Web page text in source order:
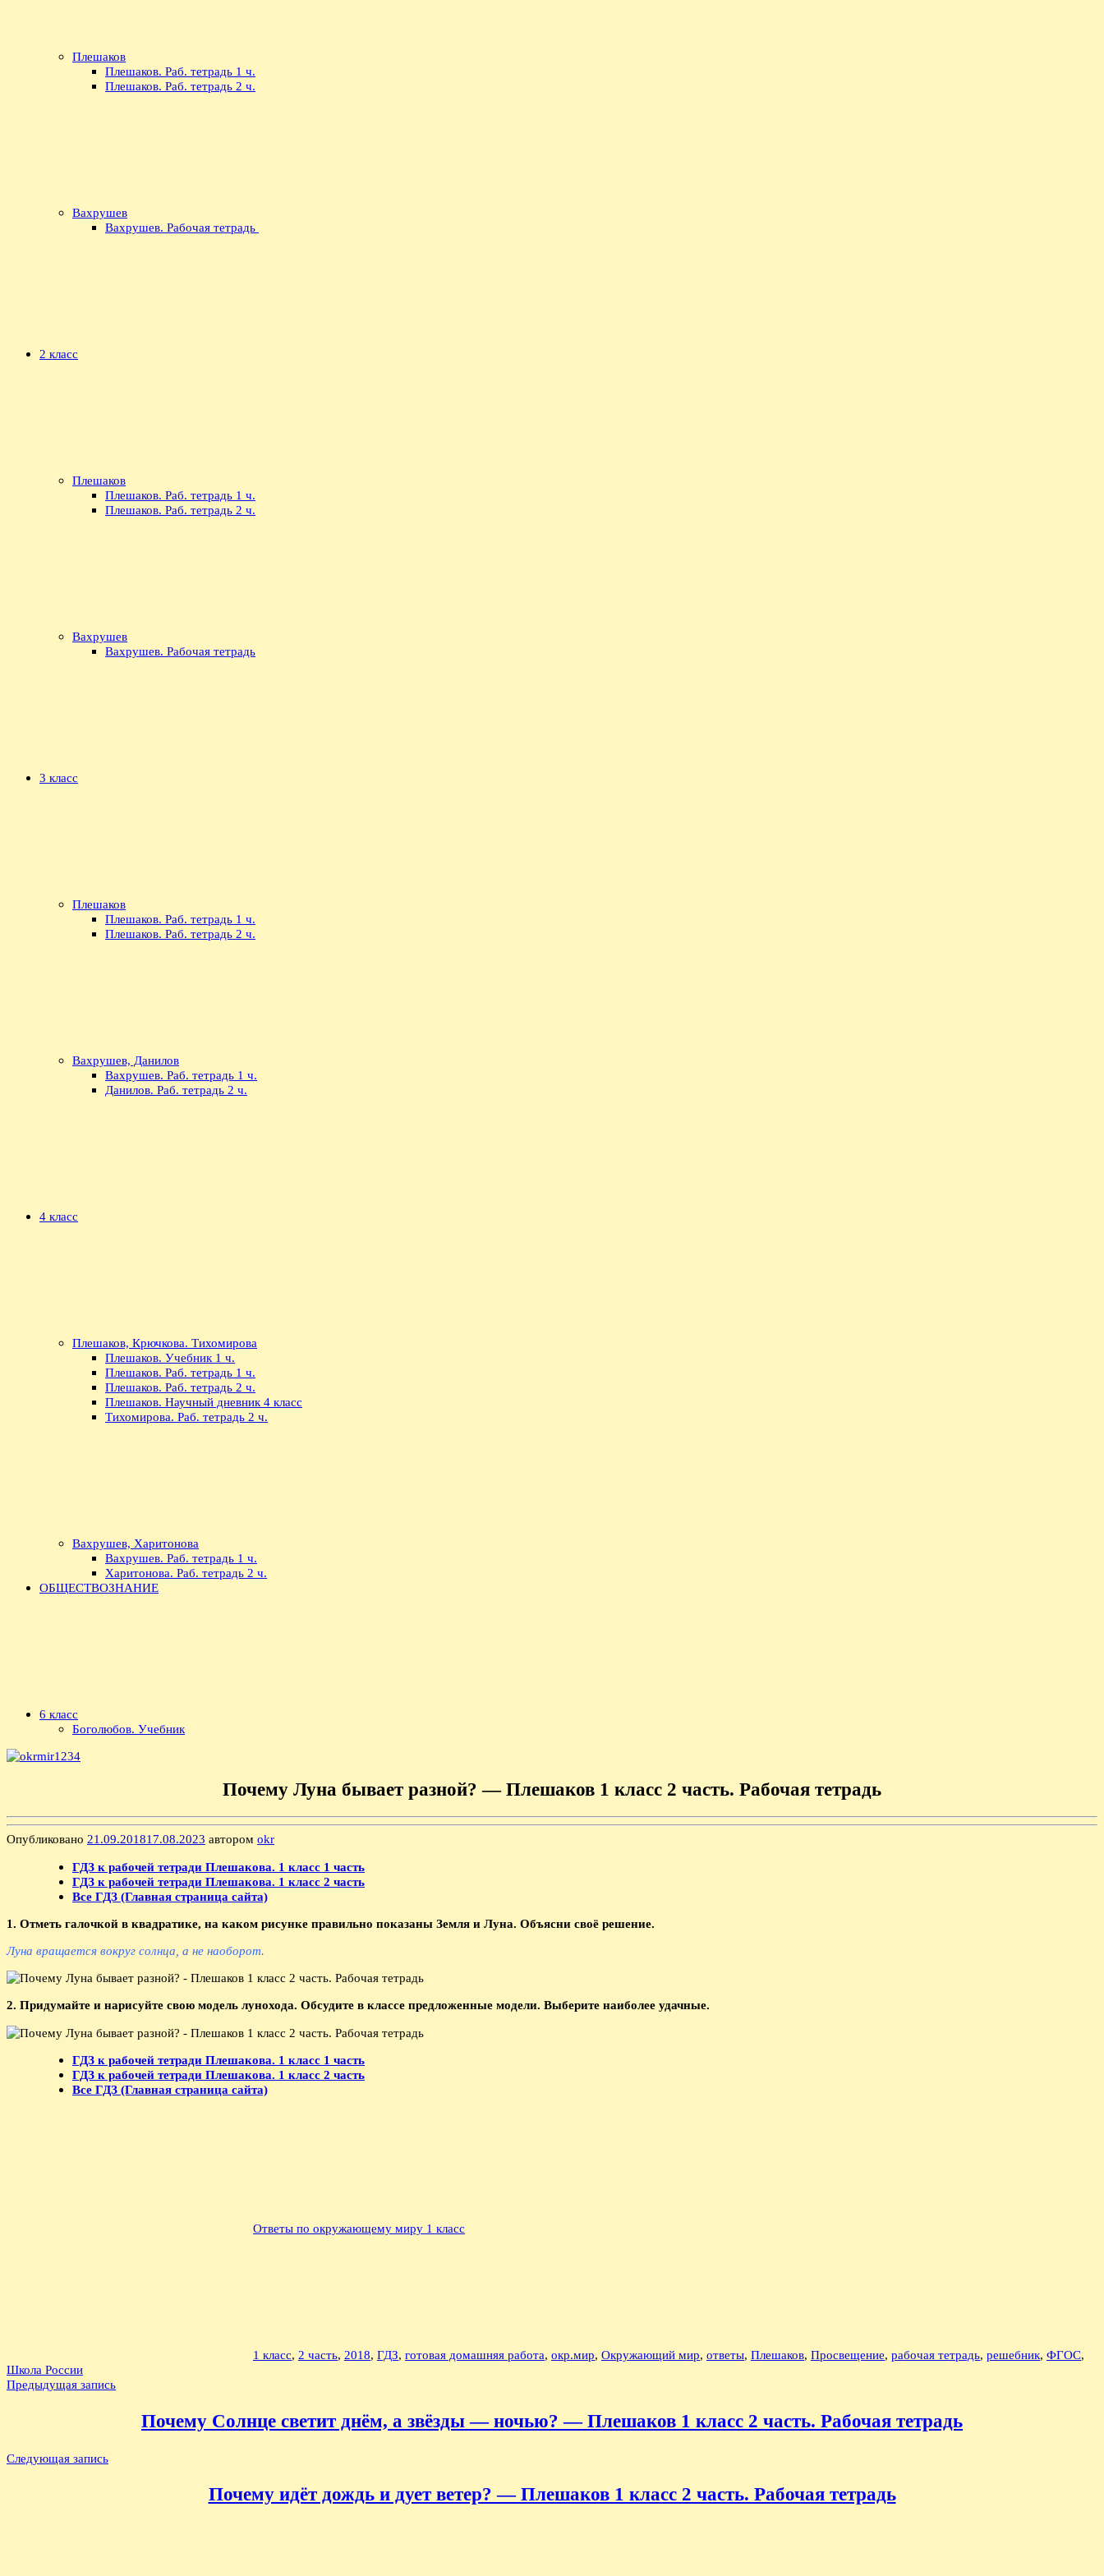
Плешаков
Плешаков. Раб. тетрадь 1 ч.
Плешаков. Раб. тетрадь 2 ч.
Вахрушев
Вахрушев. Рабочая тетрадь
2 класс
Плешаков
Плешаков. Раб. тетрадь 1 ч.
Плешаков. Раб. тетрадь 2 ч.
Вахрушев
Вахрушев. Рабочая тетрадь
3 класс
Плешаков
Плешаков. Раб. тетрадь 1 ч.
Плешаков. Раб. тетрадь 2 ч.
Вахрушев, Данилов
Вахрушев. Раб. тетрадь 1 ч.
Данилов. Раб. тетрадь 2 ч.
4 класс
Плешаков, Крючкова. Тихомирова
Плешаков. Учебник 1 ч.
Плешаков. Раб. тетрадь 1 ч.
Плешаков. Раб. тетрадь 2 ч.
Плешаков. Научный дневник 4 класс
Тихомирова. Раб. тетрадь 2 ч.
Вахрушев, Харитонова
Вахрушев. Раб. тетрадь 1 ч.
Харитонова. Раб. тетрадь 2 ч.
ОБЩЕСТВОЗНАНИЕ
6 класс
Боголюбов. Учебник
Почему Луна бывает разной? — Плешаков 1 класс 2 часть. Рабочая тетрадь
Опубликовано 21.09.201817.08.2023 автором okr
ГДЗ к рабочей тетради Плешакова. 1 класс 1 часть
ГДЗ к рабочей тетради Плешакова. 1 класс 2 часть
Все ГДЗ (Главная страница сайта)
1. Отметь галочкой в квадратике, на каком рисунке правильно показаны Земля и Луна. Объясни своё решение.
Луна вращается вокруг солнца, а не наоборот.
2. Придумайте и нарисуйте свою модель лунохода. Обсудите в классе предложенные модели. Выберите наиболее удачные.
ГДЗ к рабочей тетради Плешакова. 1 класс 1 часть
ГДЗ к рабочей тетради Плешакова. 1 класс 2 часть
Все ГДЗ (Главная страница сайта)
Ответы по окружающему миру 1 класс
1 класс, 2 часть, 2018, ГДЗ, готовая домашняя работа, окр.мир, Окружающий мир, ответы, Плешаков, Просвещение, рабочая тетрадь, решебник, ФГОС,
Школа России
Навигация
Предыдущая запись
Почему Солнце светит днём, а звёзды — ночью? — Плешаков 1 класс 2 часть. Рабочая тетрадь
Следующая запись
Почему идёт дождь и дует ветер? — Плешаков 1 класс 2 часть. Рабочая тетрадь